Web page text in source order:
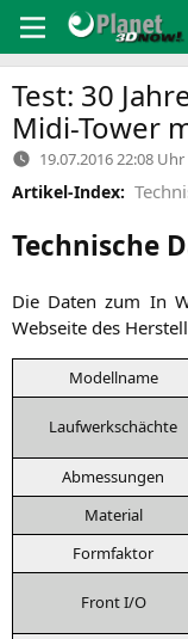
Inhalt
springen
Test: 30
Midi-Tower
19.07.2016 22:08 Uhr
Artikel-Index:
Technische
Die Daten zum In
Web­sei­te des
Modell­na­me
Lauf­werk­schäch­te
Abmes­sun­gen
Mate­ri­al
Form­fak­tor
Front I/O